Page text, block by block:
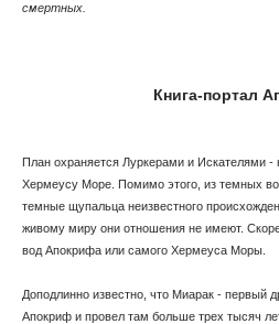
смертных.
Книга-портал
План охраняется Луркерами и Искателями
Хермеусу Море. Помимо этого, из темных
темные щупальца неизвестного
живому миру они отношения не имеют.
вод Апокрифа или самого Хермеуса Моры.
Доподлинно известно, что Миарак - первый
Апокриф и провел там больше трех тысяч